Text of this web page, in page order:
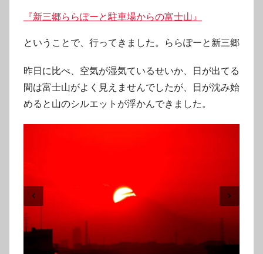
『新三郷ららぽーと駐車場からの富士山』
ということで、行ってきました。ららぽーと新三郷
昨日に比べ、空気が湿気ているせいか、日が出てる
間は富士山がよく見えませんでしたが、日が沈み始
めると山のシルエットが浮かんできました。